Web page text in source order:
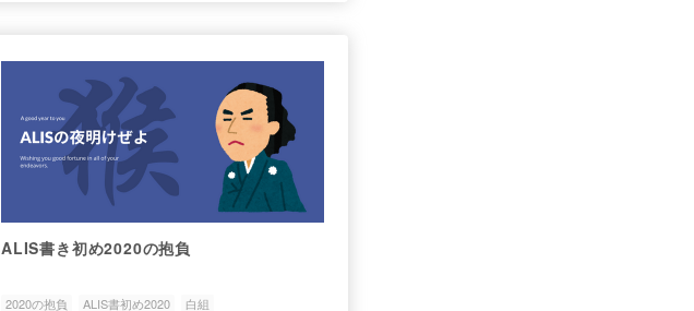
ALIS書き初め2020の抱負
2020の抱負 ALIS書初め2020 白組